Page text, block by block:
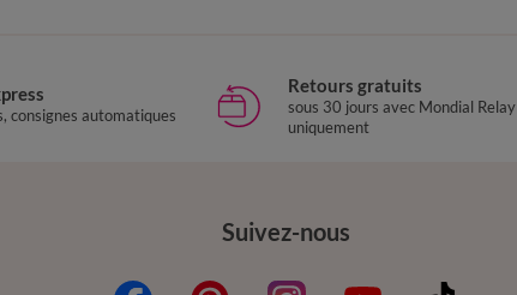
consignes automatiques
Retours gratuits
sous 30 jours avec Mondial Relay
uniquement
Suivez-nous